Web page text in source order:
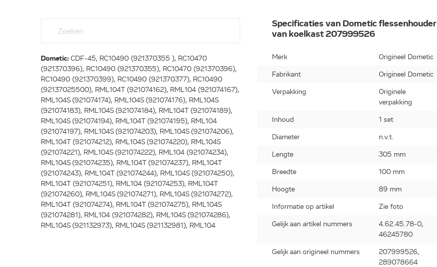
Dometic: CDF-45, RC10490 (921370355 ), RC10470
(921370396), RC10490 (921370355), RC10470 (921370396),
RC10490 (921370399), RC10490 (921370377), RC10490
(92137025500), RML104T (921074162), RML104 (921074167),
RML104S (921074174), RML104S (921074176), RML104S
(921074183), RML104S (921074184), RML104T (921074189),
RML104S (921074194), RML104T (921074195), RML104
(921074197), RML104S (921074203), RML104S (921074206),
RML104T (921074212), RML104S (921074220), RML104S
(921074221), RML104S (921074222), RML104 (921074234),
RML104S (921074235), RML104T (921074237), RML104T
(921074243), RML104T (921074244), RML104S (921074250),
RML104T (921074251), RML104 (921074253), RML104T
(921074260), RML104S (921074271), RML104S (921074272),
RML104T (921074274), RML104T (921074275), RML104S
(921074281), RML104 (921074282), RML104S (921074286),
RML104S (921132973), RML104S (921132981), RML104
Specificaties van Dometic flessenhouder
van koelkast 207999526
Merk Origineel Dometic
Fabrikant Origineel Dometic
Verpakking
Originele
verpakking
Inhoud 1 set
Diameter n.v.t.
Lengte 305 mm
Breedte 100 mm
Hoogte 89 mm
Informatie op artikel Zie foto
Gelijk aan artikel nummers
4.62.45.78-0,
46245780
Gelijk aan origineel nummers
207999526,
289078664